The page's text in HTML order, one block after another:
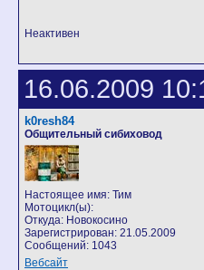
Неактивен
16.06.2009
k0resh84
Общительный сибиховод
Настоящее имя: Тим
Мотоцикл(ы):
Откуда: Новокосино
Зарегистрирован: 21.05.2009
Сообщений: 1043
Вебсайт